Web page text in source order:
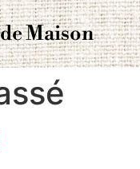
Maison